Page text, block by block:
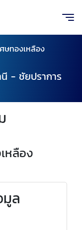
ษทองเหลือง
- ชัยปราการ
หลือง
ล